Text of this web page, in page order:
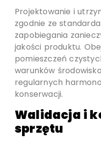
Projektowanie i
zgodnie ze
zapobiegania
jakości produktu.
pomieszczeń
warunków
regularnych
konserwacji.
Walidacja i
sprzętu